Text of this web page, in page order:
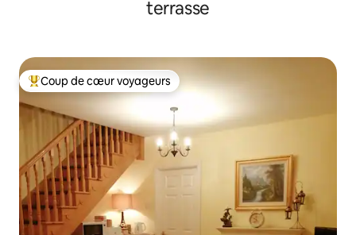
terrasse
Coups de cœur voyageurs les plus appréciés
Coup de cœur voyageurs